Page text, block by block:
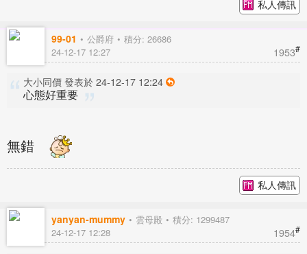
私人傳訊
99-01 公爵府 積分: 26686
1953#
24-12-17 12:27
大小同價 發表於 24-12-17 12:24
心態好重要
無錯
私人傳訊
yanyan-mummy 雲母殿 積分: 1299487
1954#
24-12-17 12:28